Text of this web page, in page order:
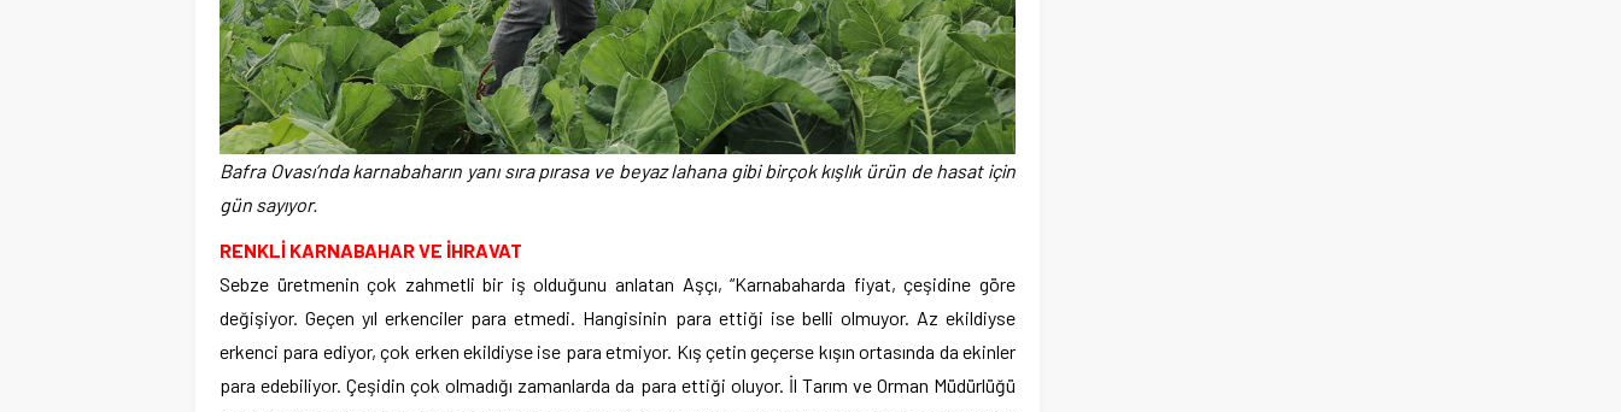
Bafra Ovası’nda karnabaharın yanı sıra pırasa ve beyaz lahana gibi birçok kışlık ürün de hasat için
gün sayıyor.
RENKLİ KARNABAHAR VE İHRAVAT
Sebze üretmenin çok zahmetli bir iş olduğunu anlatan Aşçı, “Karnabaharda fiyat, çeşidine göre
değişiyor. Geçen yıl erkenciler para etmedi. Hangisinin para ettiği ise belli olmuyor. Az ekildiyse
erkenci para ediyor, çok erken ekildiyse ise para etmiyor. Kış çetin geçerse kışın ortasında da ekinler
para edebiliyor. Çeşidin çok olmadığı zamanlarda da para ettiği oluyor. İl Tarım ve Orman Müdürlüğü